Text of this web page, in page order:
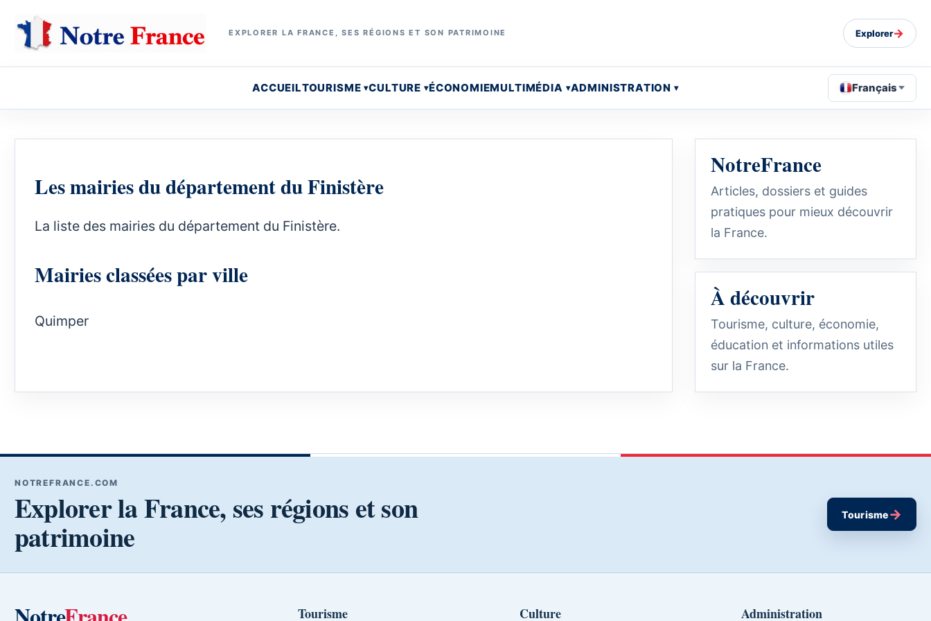
EXPLORER LA FRANCE, SES RÉGIONS ET SON PATRIMOINE Explorer→
ACCUEILTOURISME CULTURE ÉCONOMIEMULTIMÉDIA ADMINISTRATION Français
Les mairies du département du Finistère
La liste des mairies du département du Finistère.
Mairies classées par ville
Quimper
NotreFrance
Articles, dossiers et guides
pratiques pour mieux découvrir
la France.
À découvrir
Tourisme, culture, économie,
éducation et informations utiles
sur la France.
NOTREFRANCE.COM
Explorer la France, ses régions et son
patrimoine
Tourisme→
Tourisme Culture Administration